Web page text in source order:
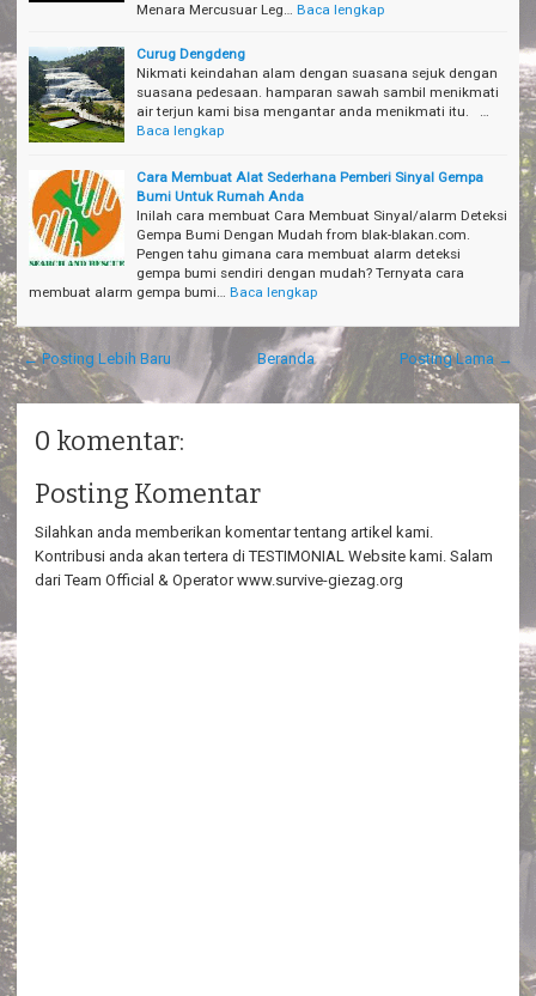
Menara Mercusuar Leg… Baca lengkap
Curug Dengdeng
Nikmati keindahan alam dengan suasana sejuk dengan
suasana pedesaan. hamparan sawah sambil menikmati
air terjun kami bisa mengantar anda menikmati itu. …
Baca lengkap
Cara Membuat Alat Sederhana Pemberi Sinyal Gempa
Bumi Untuk Rumah Anda
Inilah cara membuat Cara Membuat Sinyal/alarm Deteksi
Gempa Bumi Dengan Mudah from blak-blakan.com.
Pengen tahu gimana cara membuat alarm deteksi
gempa bumi sendiri dengan mudah? Ternyata cara
membuat alarm gempa bumi… Baca lengkap
← Posting Lebih Baru Posting Lama →
Beranda
0 komentar:
Posting Komentar
Silahkan anda memberikan komentar tentang artikel kami.
Kontribusi anda akan tertera di TESTIMONIAL Website kami. Salam
dari Team Official & Operator www.survive-giezag.org